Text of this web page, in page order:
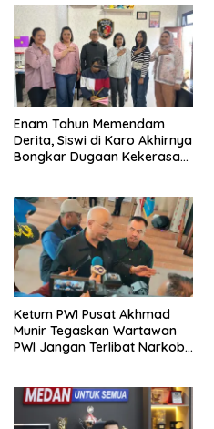
Enam Tahun Memendam
Derita, Siswi di Karo Akhirnya
Bongkar Dugaan Kekerasan
Ketum PWI Pusat Akhmad
Munir Tegaskan Wartawan
PWI Jangan Terlibat Narkoba